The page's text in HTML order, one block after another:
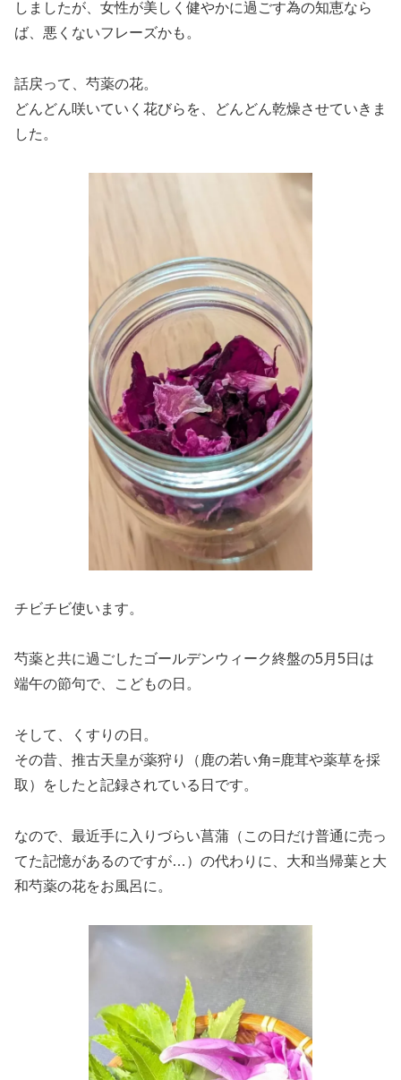
しましたが、女性が美しく健やかに過ごす為の知恵なら
ば、悪くないフレーズかも。
話戻って、芍薬の花。
どんどん咲いていく花びらを、どんどん乾燥させていきま
した。
チビチビ使います。
芍薬と共に過ごしたゴールデンウィーク終盤の5月5日は
端午の節句で、こどもの日。
そして、くすりの日。
その昔、推古天皇が薬狩り（鹿の若い角=鹿茸や薬草を採
取）をしたと記録されている日です。
なので、最近手に入りづらい菖蒲（この日だけ普通に売っ
てた記憶があるのですが…）の代わりに、大和当帰葉と大
和芍薬の花をお風呂に。